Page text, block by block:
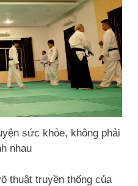
sức khỏe, không phải
nhau
thuật truyền thống của